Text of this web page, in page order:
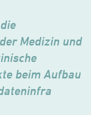
Medizin und
beim Aufbau